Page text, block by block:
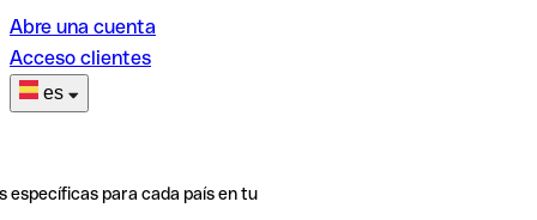
Abre una cuenta
Acceso clientes
es
específicas para cada país en tu